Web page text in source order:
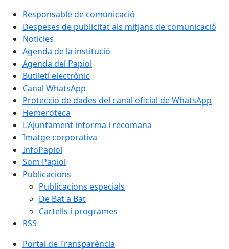
Responsable de comunicació
Despeses de publicitat als mitjans de comunicació
Noticies
Agenda de la institució
Agenda del Papiol
Butlletí electrònic
Canal WhatsApp
Protecció de dades del canal oficial de WhatsApp
Hemeroteca
L'Ajuntament informa i recomana
Imatge corporativa
InfoPapiol
Som Papiol
Publicacions
Publicacions especials
De Bat a Bat
Cartells i programes
RSS
Portal de Transparència